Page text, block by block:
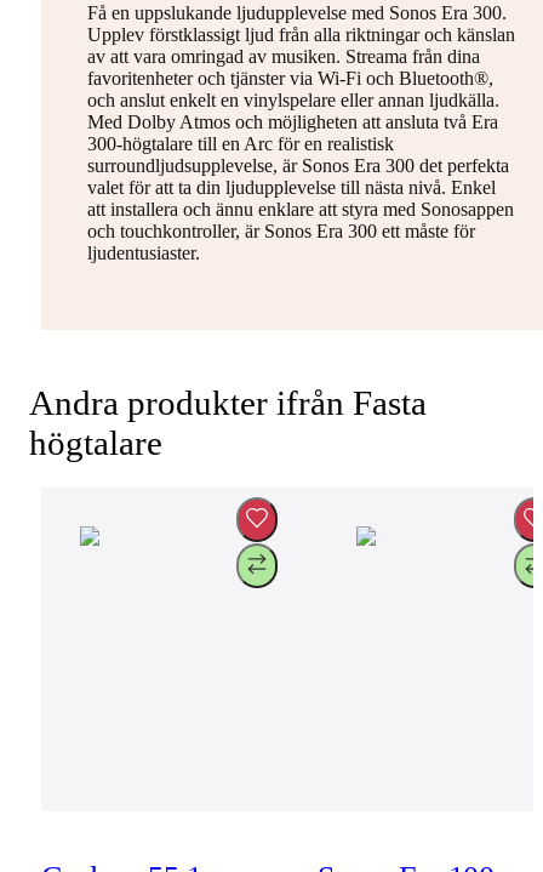
Få en uppslukande ljudupplevelse med Sonos Era 300.
Upplev förstklassigt ljud från alla riktningar och känslan
av att vara omringad av musiken. Streama från dina
favoritenheter och tjänster via Wi-Fi och Bluetooth®,
och anslut enkelt en vinylspelare eller annan ljudkälla.
Med Dolby Atmos och möjligheten att ansluta två Era
300-högtalare till en Arc för en realistisk
surroundljudsupplevelse, är Sonos Era 300 det perfekta
valet för att ta din ljudupplevelse till nästa nivå. Enkel
att installera och ännu enklare att styra med Sonosappen
och touchkontroller, är Sonos Era 300 ett måste för
ljudentusiaster.
Andra produkter ifrån Fasta
högtalare